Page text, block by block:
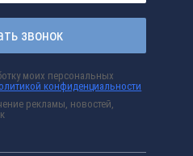
звонок
моих персональных
конфиденциальности
рекламы, новостей,